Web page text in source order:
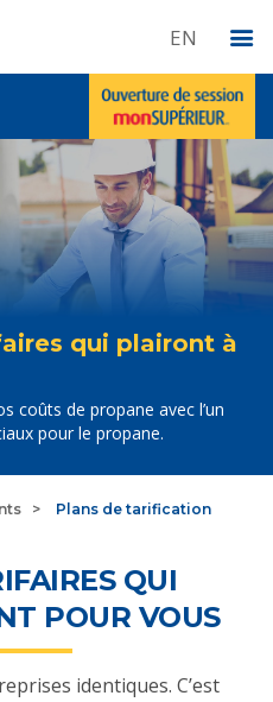
EN
qui plairont à
coûts de propane avec l’un
pour le propane.
Plans de tarification
QUI
POUR VOUS
identiques. C’est